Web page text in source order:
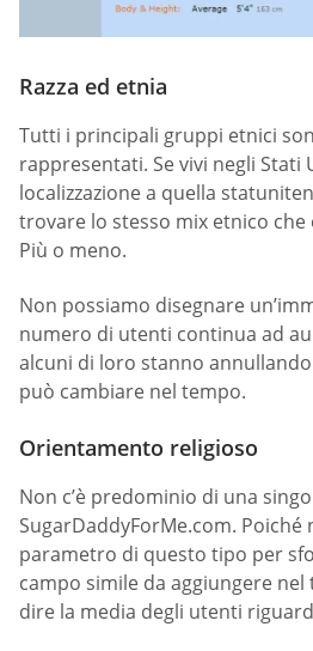
Razza ed etnia
Tutti i principali gruppi etnici
rappresentati. Se vivi negli Stati
localizzazione a quella
trovare lo stesso mix etnico che
Più o meno.
Non possiamo disegnare
numero di utenti continua ad
alcuni di loro stanno
può cambiare nel tempo.
Orientamento religioso
Non c’è predominio di una
SugarDaddyForMe.com. Poiché
parametro di questo tipo per
campo simile da aggiungere
dire la media degli utenti